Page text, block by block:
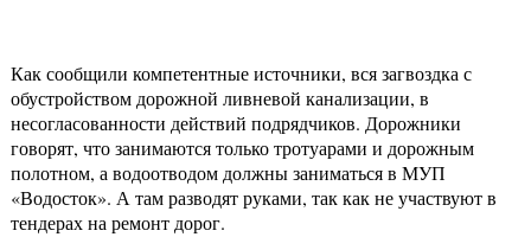
Как сообщили компетентные источники, вся загвоздка с
обустройством дорожной ливневой канализации, в
несогласованности действий подрядчиков. Дорожники
говорят, что занимаются только тротуарами и дорожным
полотном, а водоотводом должны заниматься в МУП
«Водосток». А там разводят руками, так как не участвуют в
тендерах на ремонт дорог.